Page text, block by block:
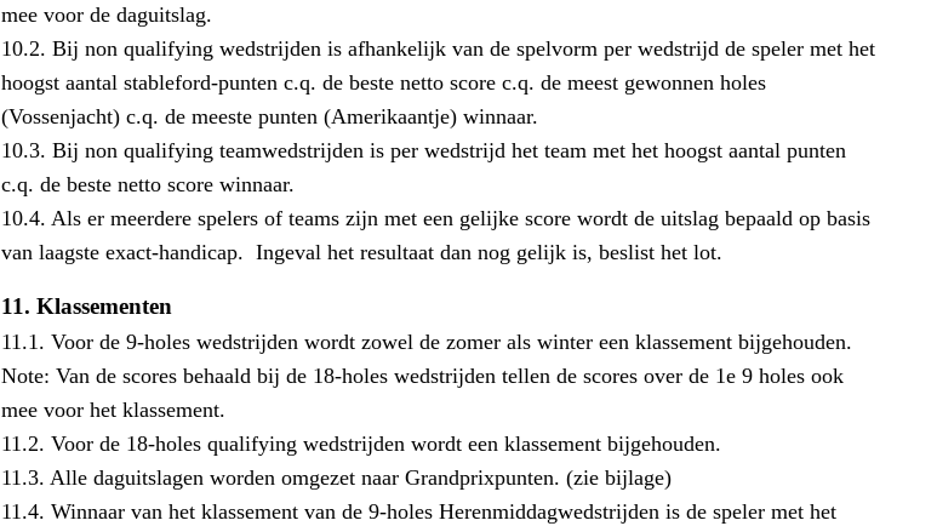
mee voor de daguitslag.
10.2. Bij non qualifying wedstrijden is afhankelijk van de spelvorm per wedstrijd de speler met het
hoogst aantal stableford-punten c.q. de beste netto score c.q. de meest gewonnen holes
(Vossenjacht) c.q. de meeste punten (Amerikaantje) winnaar.
10.3. Bij non qualifying teamwedstrijden is per wedstrijd het team met het hoogst aantal punten
c.q. de beste netto score winnaar.
10.4. Als er meerdere spelers of teams zijn met een gelijke score wordt de uitslag bepaald op basis
van laagste exact-handicap. Ingeval het resultaat dan nog gelijk is, beslist het lot.
11. Klassementen
11.1. Voor de 9-holes wedstrijden wordt zowel de zomer als winter een klassement bijgehouden.
Note: Van de scores behaald bij de 18-holes wedstrijden tellen de scores over de 1e 9 holes ook
mee voor het klassement.
11.2. Voor de 18-holes qualifying wedstrijden wordt een klassement bijgehouden.
11.3. Alle daguitslagen worden omgezet naar Grandprixpunten. (zie bijlage)
11.4. Winnaar van het klassement van de 9-holes Herenmiddagwedstrijden is de speler met het